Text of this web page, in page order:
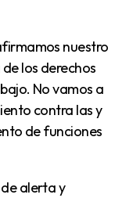
los derechos
No vamos a
contra las y
de funciones